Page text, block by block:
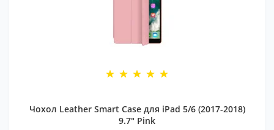
Чохол Leather Smart Case для iPad 5/6 (2017-2018)
9.7" Pink